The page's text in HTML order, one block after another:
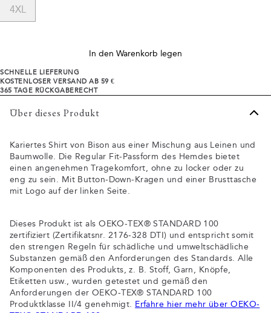
4XL
In den Warenkorb legen
SCHNELLE LIEFERUNG
KOSTENLOSER VERSAND AB 59 €
365 TAGE RÜCKGABERECHT
Über dieses Produkt
Kariertes Shirt von Bison aus einer Mischung aus Leinen und
Baumwolle. Die Regular Fit-Passform des Hemdes bietet
einen angenehmen Tragekomfort, ohne zu locker oder zu
eng zu sein. Mit Button-Down-Kragen und einer Brusttasche
mit Logo auf der linken Seite.
Dieses Produkt ist als OEKO-TEX® STANDARD 100
zertifiziert (Zertifikatsnr. 2176-328 DTI) und entspricht somit
den strengen Regeln für schädliche und umweltschädliche
Substanzen gemäß den Anforderungen des Standards. Alle
Komponenten des Produkts, z. B. Stoff, Garn, Knöpfe,
Etiketten usw., wurden getestet und gemäß den
Anforderungen der OEKO-TEX® STANDARD 100
Produktklasse II/4 genehmigt. Erfahre hier mehr über OEKO-